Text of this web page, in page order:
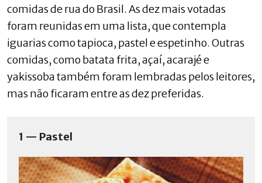
comidas de rua do Brasil. As dez mais votadas
foram reunidas em uma lista, que contempla
iguarias como tapioca, pastel e espetinho. Outras
comidas, como batata frita, açaí, acarajé e
yakissoba também foram lembradas pelos leitores,
mas não ficaram entre as dez preferidas.
1 — Pastel